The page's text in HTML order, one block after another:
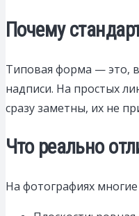
Почему
Типовая форма — это,
надписи. На простых
сразу заметны, их не
Что реально
На фотографиях